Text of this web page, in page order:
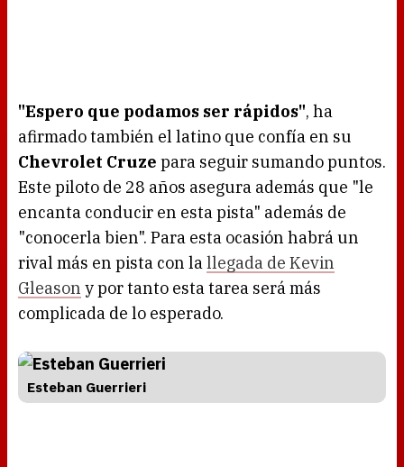
"Espero que podamos ser rápidos", ha
afirmado también el latino que confía en su
Chevrolet Cruze para seguir sumando puntos.
Este piloto de 28 años asegura además que "le
encanta conducir en esta pista" además de
"conocerla bien". Para esta ocasión habrá un
rival más en pista con lallegada de Kevin
Gleason y por tanto esta tarea será más
complicada de lo esperado.
Esteban Guerrieri